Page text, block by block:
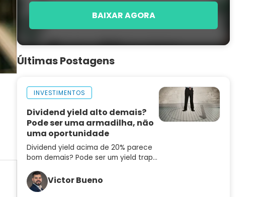
BAIXAR AGORA
Últimas Postagens
INVESTIMENTOS
Dividend yield alto demais?
Pode ser uma armadilha, não
uma oportunidade
Dividend yield acima de 20% parece
bom demais? Pode ser um yield trap.
separam pagadoras sustentáveis de
armadilhas
Victor Bueno